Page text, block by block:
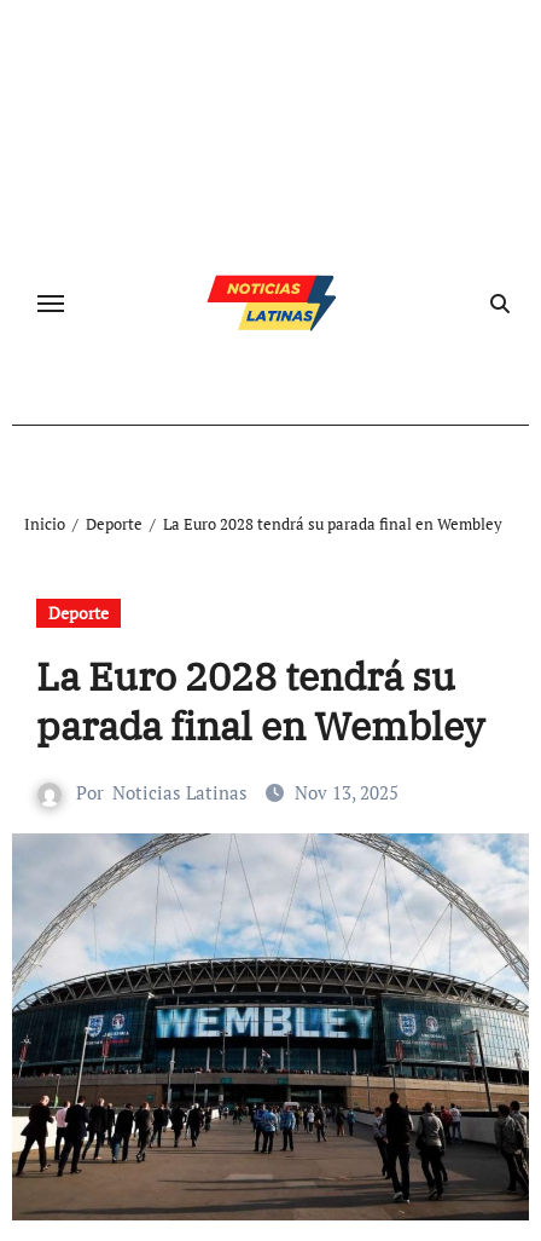
Inicio Deporte La Euro 2028 tendrá su parada final en Wembley
Deporte
La Euro 2028 tendrá su
parada final en Wembley
Por Noticias Latinas Nov 13, 2025